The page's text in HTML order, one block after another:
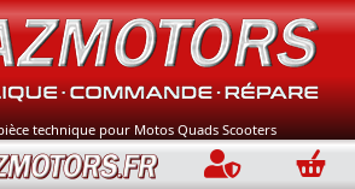
technique pour Motos Quads Scooters
Connection